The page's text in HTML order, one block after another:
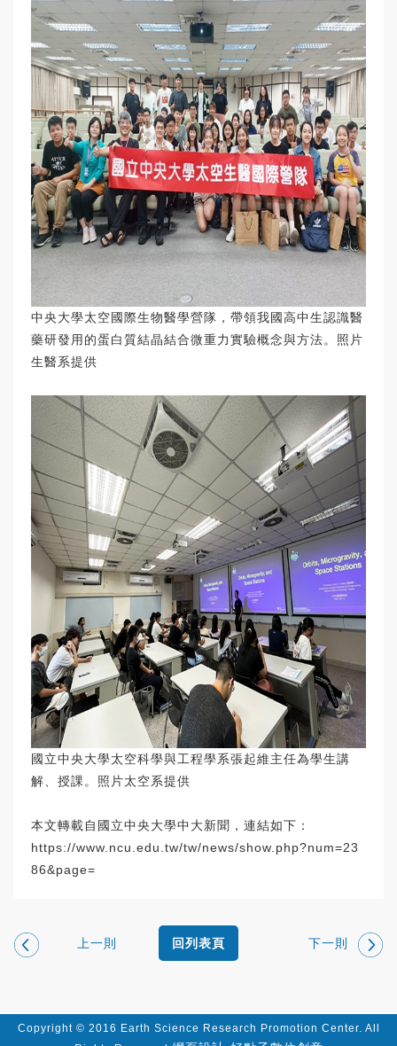
中央大學太空國際生物醫學營隊，帶領我國高中生認識醫
藥研發用的蛋白質結晶結合微重力實驗概念與方法。照片
生醫系提供
國立中央大學太空科學與工程學系張起維主任為學生講
解、授課。照片太空系提供
本文轉載自國立中央大學中大新聞，連結如下：
https://www.ncu.edu.tw/tw/news/show.php?num=23
86&page=
上一則 下一則
回列表頁
Copyright © 2016 Earth Science Research Promotion Center. All